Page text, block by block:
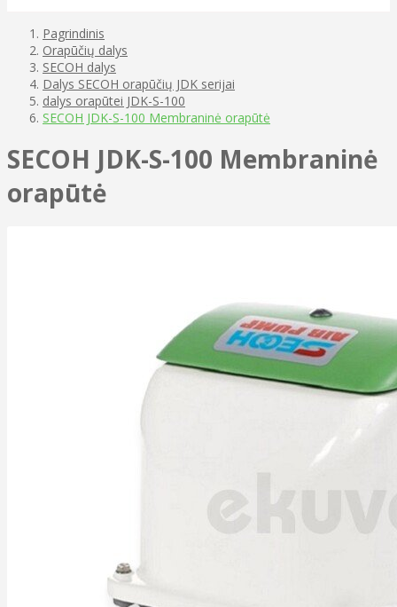
Pagrindinis
Orapūčių dalys
SECOH dalys
Dalys SECOH orapūčių JDK serijai
dalys orapūtei JDK-S-100
SECOH JDK-S-100 Membraninė orapūtė
SECOH JDK-S-100 Membraninė
orapūtė